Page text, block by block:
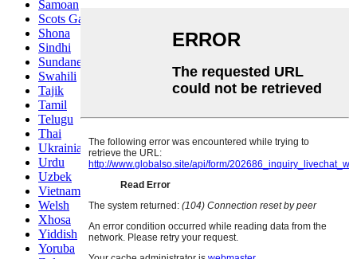
Samoan
Scots Gaelic
Shona
Sindhi
Sundanese
Swahili
Tajik
Tamil
Telugu
Thai
Ukrainian
Urdu
Uzbek
Vietnamese
Welsh
Xhosa
Yiddish
Yoruba